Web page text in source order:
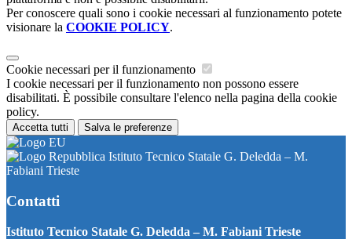
Per conoscere quali sono i cookie necessari al funzionamento potete
visionare la COOKIE POLICY.
Cookie necessari per il funzionamento
I cookie necessari per il funzionamento non possono essere
disabilitati. È possibile consultare l'elenco nella pagina della cookie
policy.
Accetta tutti Salva le preferenze
Istituto Tecnico Statale G. Deledda – M.
Fabiani Trieste
Contatti
Istituto Tecnico Statale G. Deledda – M. Fabiani Trieste